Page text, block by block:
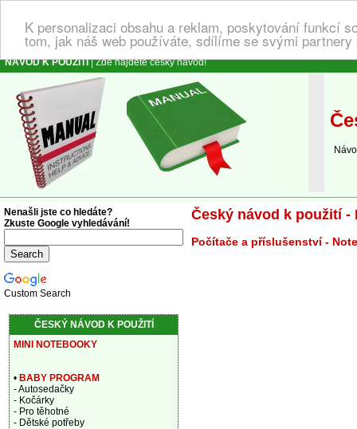
K personalizaci obsahu a reklam, poskytování funkcí
tom, jak náš web používáte, sdílíme se svými
NÁVOD K POUŽITÍ| Zde najdete český návod!
Český návod k použití
Počítače a příslušenství -
Nenašli jste co hledáte?
Zkuste Google vyhledávání!
Custom Search
ČESKÝ NÁVOD K POUŽITÍ
MINI NOTEBOOKY
• BABY PROGRAM
- Autosedačky
- Kočárky
- Pro těhotné
- Dětské potřeby